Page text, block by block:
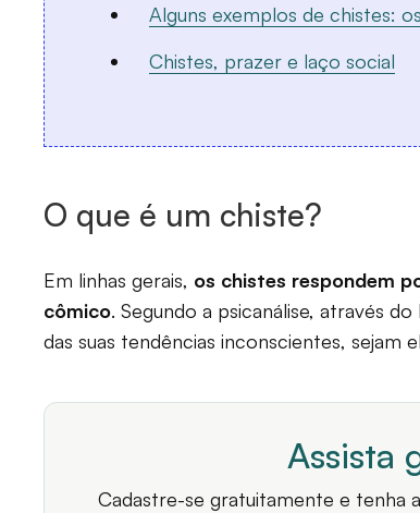
Alguns exemplos de chistes:
Chistes, prazer e laço social
O que é um chiste?
Em linhas gerais, os chistes respondem
cômico. Segundo a psicanálise, através
das suas tendências inconscientes, sejam
Assista
Cadastre-se gratuitamente e tenha